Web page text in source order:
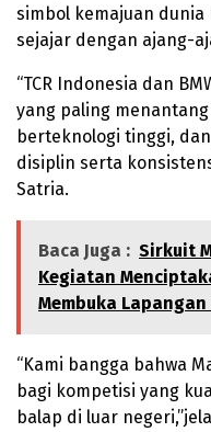
simbol kemajuan
sejajar dengan ajang-
“TCR Indonesia dan
yang paling
berteknologi tinggi,
disiplin serta
Satria.
Baca Juga : Sirkuit
Kegiatan
Membuka Lapangan
“Kami bangga bahwa
bagi kompetisi yang
balap di luar